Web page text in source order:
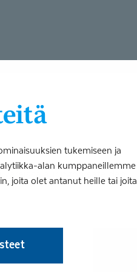
tukemiseen ja
alan kumppaneillemme
joita olet antanut heille tai joita
auringon säteiden